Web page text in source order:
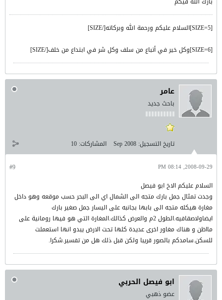
[SIZE=5]السلام عليكم ورحمة الله وبركاته[/SIZE]
[SIZE=6]وكل خير في أتباع من سلف وكل شر في ابتداع من خلف[/SIZE]
عامر
باحث جديد
تاريخ التسجيل: Sep 2008 المشاركات: 10
#9 2008-09-29, 08:14 PM
السلام عليكم الاخ ابو فيصل
وجدت تمثال جمل بارك متجه الى الشمال اي الى البحر حسب موقعه وهو داخل
مغارة هيكله متجه الى بابها بجانبه على اليسار جمل صغير بارك
ايضاولاصقافيه.الطول 2م والعرض كذالك.المغارة التي هو فيها رومانية على
مااظن و هناك مغاور اخرى عديدة كلها تحت الارض يبدو انها استعملت
للسكن.سامدكم بالصور قريبا ولكن قبل ذلك هل من تفسير.شكرا.
ابو فيصل الحربي
عضو ذهبي